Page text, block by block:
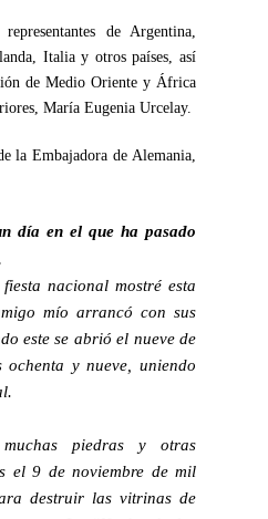
de Argentina,
Italia y otros países, así
de Medio Oriente y África
María Eugenia Urcelay.
la Embajadora de Alemania,
día en el que ha pasado
nacional mostré esta
mío arrancó con sus
este se abrió el nueve de
ochenta y nueve, uniendo
piedras y otras
el 9 de noviembre de mil
destruir las vitrinas de